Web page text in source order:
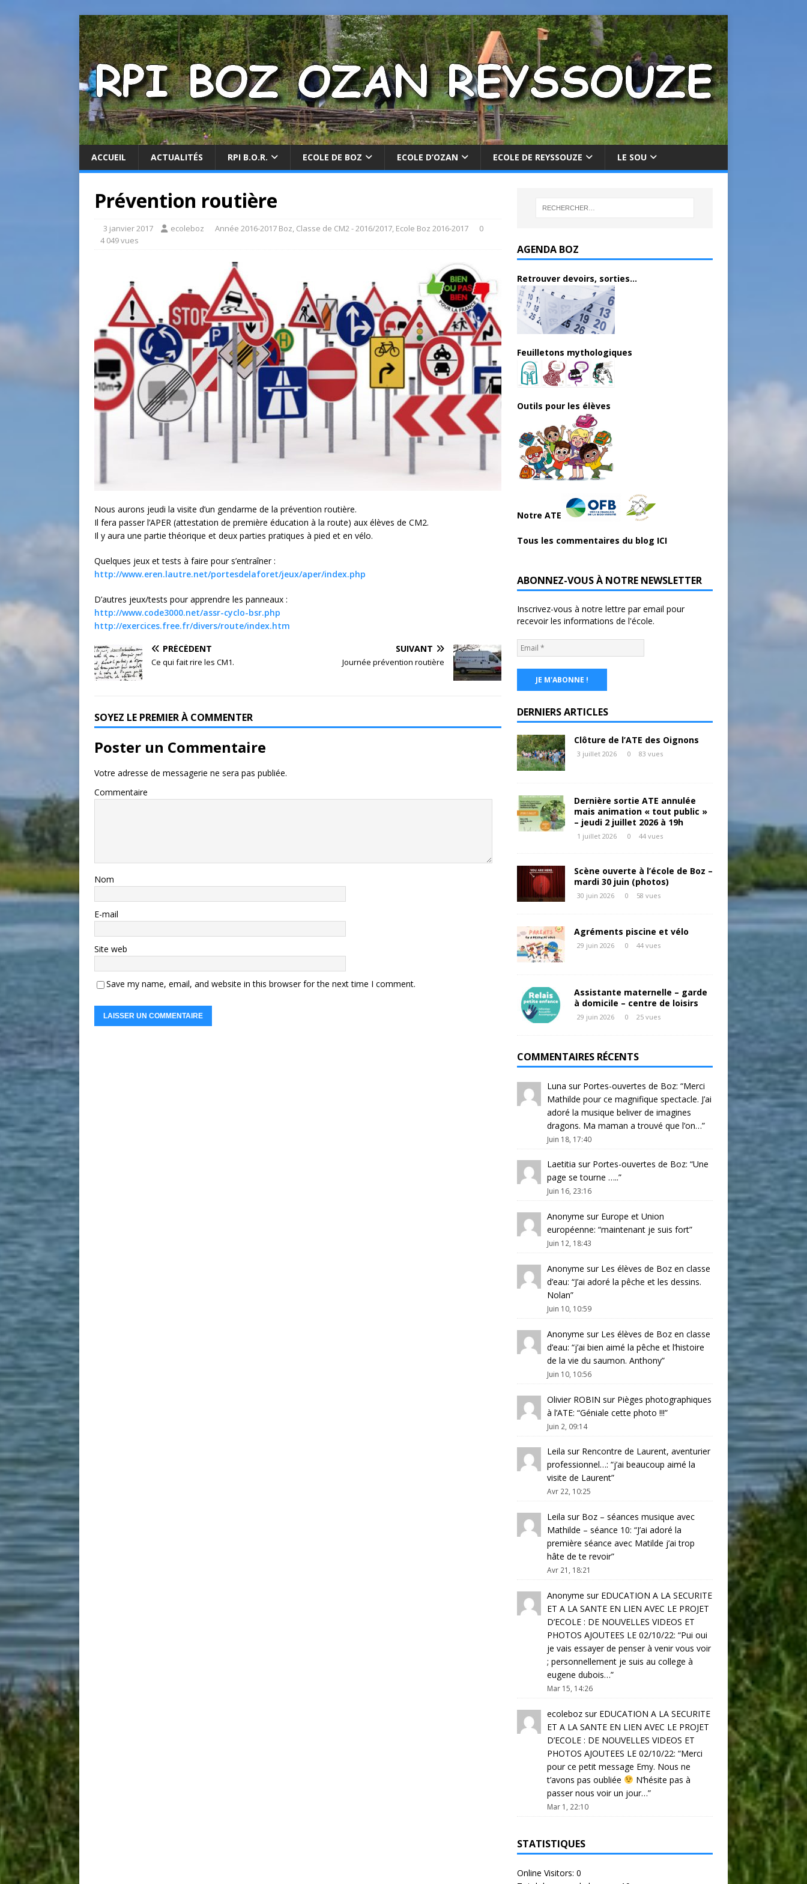
ACCUEIL ACTUALITÉS RPI B.O.R. ECOLE DE BOZ ECOLE D’OZAN ECOLE DE REYSSOUZE LE SOU
Prévention routière
3 janvier 2017 ecoleboz Année 2016-2017 Boz, Classe de CM2 - 2016/2017, Ecole Boz 2016-2017
0
4 049 vues
Nous aurons jeudi la visite d’un gendarme de la prévention routière.
Il fera passer l’APER (attestation de première éducation à la route) aux élèves de CM2.
Il y aura une partie théorique et deux parties pratiques à pied et en vélo.
Quelques jeux et tests à faire pour s’entraîner :
http://www.eren.lautre.net/portesdelaforet/jeux/aper/index.php
D’autres jeux/tests pour apprendre les panneaux :
http://www.code3000.net/assr-cyclo-bsr.php
http://exercices.free.fr/divers/route/index.htm
PRÉCÉDENT
Ce qui fait rire les CM1.
SUIVANT
Journée prévention routière
SOYEZ LE PREMIER À COMMENTER
Poster un Commentaire
Votre adresse de messagerie ne sera pas publiée.
Commentaire
Nom
E-mail
Site web
Save my name, email, and website in this browser for the next time I comment.
AGENDA BOZ
Retrouver devoirs, sorties...
Feuilletons mythologiques
Outils pour les élèves
Notre ATE
Tous les commentaires du blog ICI
ABONNEZ-VOUS À NOTRE NEWSLETTER
Inscrivez-vous à notre lettre par email pour
recevoir les informations de l'école.
DERNIERS ARTICLES
Clôture de l’ATE des Oignons
3 juillet 2026 0 83 vues
Dernière sortie ATE annulée
mais animation « tout public »
– jeudi 2 juillet 2026 à 19h
1 juillet 2026 0 44 vues
Scène ouverte à l’école de Boz –
mardi 30 juin (photos)
30 juin 2026 0 58 vues
Agréments piscine et vélo
29 juin 2026 0 44 vues
Assistante maternelle – garde
à domicile – centre de loisirs
29 juin 2026 0 25 vues
COMMENTAIRES RÉCENTS
Luna sur Portes-ouvertes de Boz: “Merci
Mathilde pour ce magnifique spectacle. J’ai
adoré la musique beliver de imagines
dragons. Ma maman a trouvé que l’on…”
Juin 18, 17:40
Laetitia sur Portes-ouvertes de Boz: “Une
page se tourne …..”
Juin 16, 23:16
Anonyme sur Europe et Union
européenne: “maintenant je suis fort”
Juin 12, 18:43
Anonyme sur Les élèves de Boz en classe
d’eau: “J’ai adoré la pêche et les dessins.
Nolan”
Juin 10, 10:59
Anonyme sur Les élèves de Boz en classe
d’eau: “j’ai bien aimé la pêche et l’histoire
de la vie du saumon. Anthony”
Juin 10, 10:56
Olivier ROBIN sur Pièges photographiques
à l’ATE: “Géniale cette photo !!!”
Juin 2, 09:14
Leila sur Rencontre de Laurent, aventurier
professionnel…: “j’ai beaucoup aimé la
visite de Laurent”
Avr 22, 10:25
Leila sur Boz – séances musique avec
Mathilde – séance 10: “J’ai adoré la
première séance avec Matilde j’ai trop
hâte de te revoir”
Avr 21, 18:21
Anonyme sur EDUCATION A LA SECURITE
ET A LA SANTE EN LIEN AVEC LE PROJET
D’ECOLE : DE NOUVELLES VIDEOS ET
PHOTOS AJOUTEES LE 02/10/22: “Pui oui
je vais essayer de penser à venir vous voir
; personnellement je suis au college à
eugene dubois…”
Mar 15, 14:26
ecolebozsur EDUCATION A LA SECURITE
ET A LA SANTE EN LIEN AVEC LE PROJET
D’ECOLE : DE NOUVELLES VIDEOS ET
PHOTOS AJOUTEES LE 02/10/22: “Merci
pour ce petit message Emy. Nous ne
t’avons pas oubliée
N’hésite pas à
passer nous voir un jour…”
Mar 1, 22:10
STATISTIQUES
Online Visitors: 0